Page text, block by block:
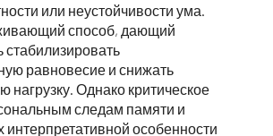
или неустойчивости ума.
способ, дающий
стабилизировать
равновесие и снижать
нагрузку. Однако критическое
следам памяти и
интерпретативной особенности